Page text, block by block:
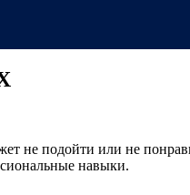
не подойти или не
навыки.